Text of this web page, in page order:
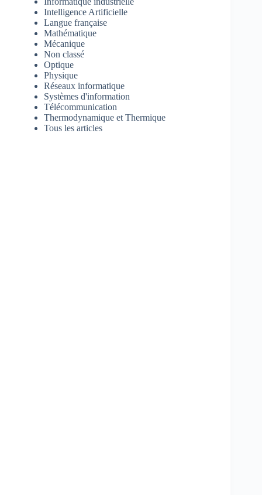
Intelligence Artificielle
Langue française
Mathématique
Mécanique
Non classé
Optique
Physique
Réseaux informatique
Systèmes d'information
Télécommunication
Thermodynamique et Thermique
Tous les articles